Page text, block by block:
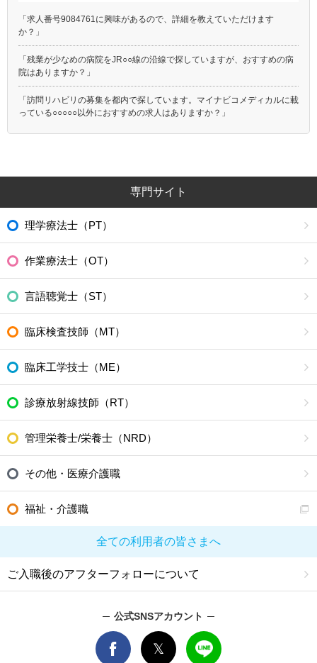
「求人番号9084761に興味があるので、詳細を教えていただけます
か？」
「残業が少なめの病院をJR○○線の沿線で探していますが、おすすめの病
院はありますか？」
「訪問リハビリの募集を都内で探しています。マイナビコメディカルに載
っている○○○○○以外におすすめの求人はありますか？」
専門サイト
理学療法士（PT）
作業療法士（OT）
言語聴覚士（ST）
臨床検査技師（MT）
臨床工学技士（ME）
診療放射線技師（RT）
管理栄養士/栄養士（NRD）
その他・医療介護職
福祉・介護職
全ての利用者の皆さまへ
ご入職後のアフターフォローについて
公式SNSアカウント